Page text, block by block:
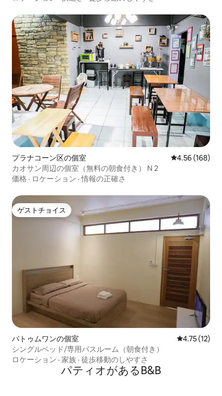
プラナコーン区の個室 レビュー168
4.56 (168)
カオサン周辺の個室（無料の朝食付き） N 2
価格 · ロケーション ·情報の正確さ
ゲストチョイス
ゲストチョイス
パトゥムワンの個室 レビュー12
4.75 (12)
シングルベッド/専用バスルーム（朝食付き）
ロケーション · 家族 · 徒歩移動のしやすさ
パティオがあるB&B